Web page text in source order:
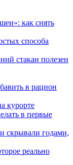
как снять
способа
стакан полезен
в рацион
курорте
в первые
скрывали годами,
реально